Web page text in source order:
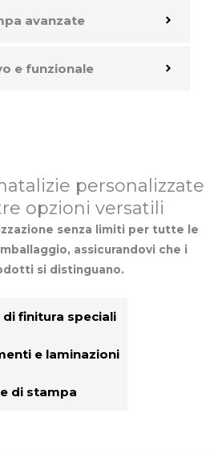
avanzate
e funzionale
personalizzate
opzioni versatili
senza limiti per tutte le
assicurandovi che i
si distinguano.
di finitura speciali
e laminazioni
di stampa